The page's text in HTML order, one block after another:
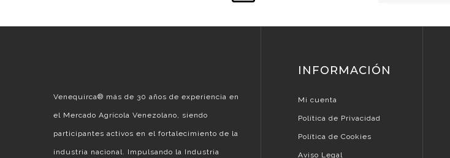
Venequirca®️ más de 30 años de experiencia en
el Mercado Agrícola Venezolano, siendo
participantes activos en el fortalecimiento de la
industria nacional. Impulsando la Industria
INFORMACIÓN
Mi cuenta
Política de Privacidad
Política de Cookies
Aviso Legal